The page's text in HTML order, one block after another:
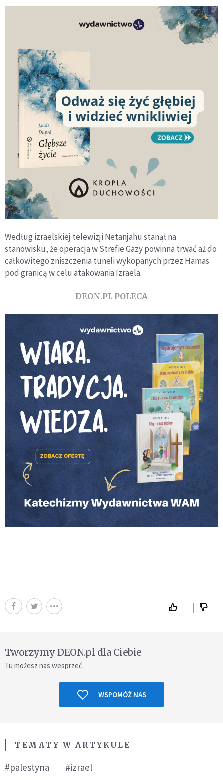
Według izraelskiej telewizji Netanjahu stanął na
stanowisku, że operacja w Strefie Gazy powinna trwać aż do
całkowitego zniszczenia tuneli wykopanych przez Hamas
pod granicą w celu atakowania Izraela.
DEON.PL POLECA
Tworzymy DEON.pl dla Ciebie
Tu możesz nas wesprzeć.
WSPOMÓŻ NAS
TEMATY W ARTYKULE
#palestyna #izrael